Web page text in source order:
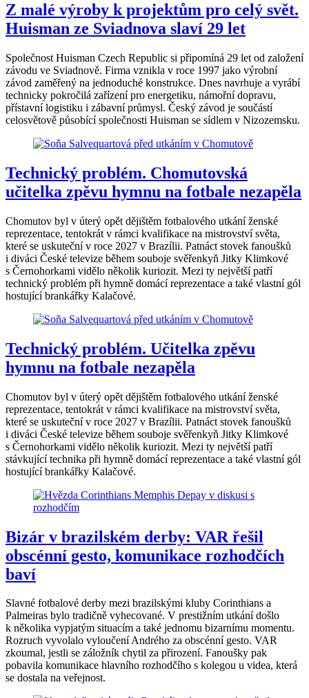
Z malé výroby k projektům pro celý svět.
Huisman ze Sviadnova slaví 29 let
Společnost Huisman Czech Republic si připomíná 29 let od založení
závodu ve Sviadnově. Firma vznikla v roce 1997 jako výrobní
závod zaměřený na jednoduché konstrukce. Dnes navrhuje a vyrábí
technicky pokročilá zařízení pro energetiku, námořní dopravu,
přístavní logistiku i zábavní průmysl. Český závod je součástí
celosvětově působící společnosti Huisman se sídlem v Nizozemsku.
Technický problém. Chomutovská
učitelka zpěvu hymnu na fotbale nezapěla
Chomutov byl v úterý opět dějištěm fotbalového utkání ženské
reprezentace, tentokrát v rámci kvalifikace na mistrovství světa,
které se uskuteční v roce 2027 v Brazílii. Patnáct stovek fanoušků
i diváci České televize během souboje svěřenkyň Jitky Klimkové
s Černohorkami vidělo několik kuriozit. Mezi ty největší patří
technický problém při hymně domácí reprezentace a také vlastní gól
hostující brankářky Kalačové.
Technický problém. Učitelka zpěvu
hymnu na fotbale nezapěla
Chomutov byl v úterý opět dějištěm fotbalového utkání ženské
reprezentace, tentokrát v rámci kvalifikace na mistrovství světa,
které se uskuteční v roce 2027 v Brazílii. Patnáct stovek fanoušků
i diváci České televize během souboje svěřenkyň Jitky Klimkové
s Černohorkami vidělo několik kuriozit. Mezi ty největší patří
stávkující technika při hymně domácí reprezentace a také vlastní gól
hostující brankářky Kalačové.
Bizár v brazilském derby: VAR řešil
obscénní gesto, komunikace rozhodčích
baví
Slavné fotbalové derby mezi brazilskými kluby Corinthians a
Palmeiras bylo tradičně vyhecované. V prestižním utkání došlo
k několika vypjatým situacím a také jednomu bizarnímu momentu.
Rozruch vyvolalo vyloučení Andrého za obscénní gesto. VAR
zkoumal, jestli se záložník chytil za přirození. Fanoušky pak
pobavila komunikace hlavního rozhodčího s kolegou u videa, která
se dostala na veřejnost.